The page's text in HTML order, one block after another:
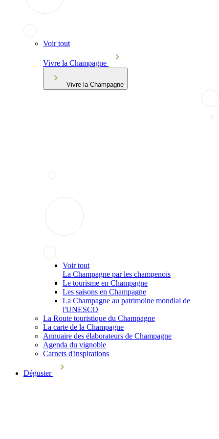
Voir tout
Vivre la Champagne
Vivre la Champagne
Voir tout
La Champagne par les champenois
Le tourisme en Champagne
Les saisons en Champagne
La Champagne au patrimoine mondial de
l'UNESCO
La Route touristique du Champagne
La carte de la Champagne
Annuaire des élaborateurs de Champagne
Agenda du vignoble
Carnets d'inspirations
Déguster